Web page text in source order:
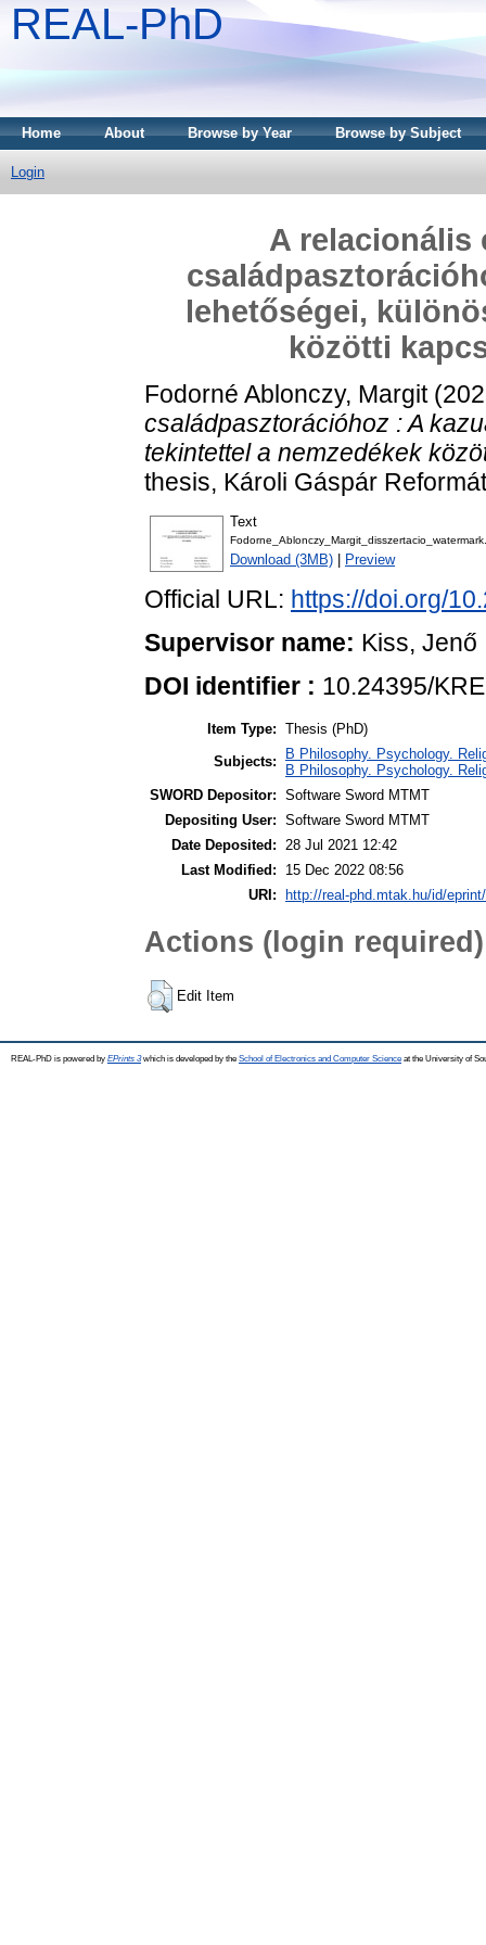
REAL-PhD
Home About Browse by Year Browse by Subject
Login
A relacionális
lehetőségei,
közötti
Fodorné Ablonczy, Margit
családpasztorációhoz : A
tekintettel a nemzedékek
thesis, Károli Gáspár
Text
Download (3MB) Preview
Official URL: https://doi.org/
Supervisor name: Kiss, Jenő
DOI identifier : 10.24395/
Item Type: Thesis (PhD)
Subjects:
B Philosophy. Psychology.
B Philosophy. Psychology.
SWORD Depositor: Software Sword MTMT
Depositing User: Software Sword MTMT
Date Deposited:
28 Jul 2021 12:42
Last Modified:
15 Dec 2022 08:56
URI:
http://real-phd.mtak.hu/id/
Actions (login required)
Edit Item
REAL-PhD is powered by EPrints 3which is developed by the School of Electronics and Computer Science at the University of